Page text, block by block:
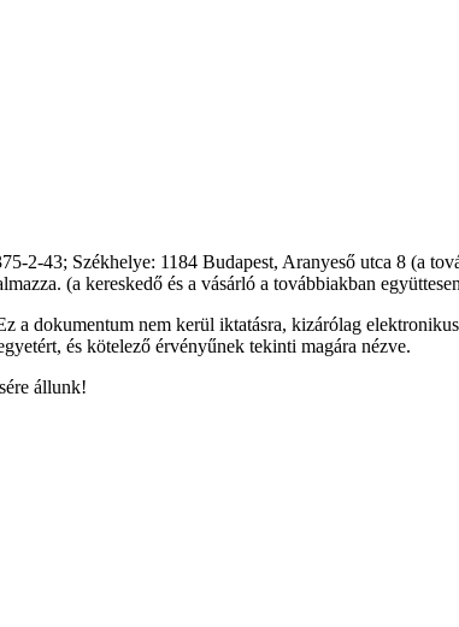
2-43; Székhelye: 1184 Budapest, Aranyeső utca 8 (a
(a kereskedő és a vásárló a továbbiakban
a dokumentum nem kerül iktatásra, kizárólag
és kötelező érvényűnek tekinti magára nézve.
állunk!